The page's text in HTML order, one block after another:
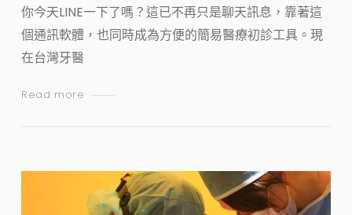
你今天LINE一下了嗎？這已不再只是聊天訊息，靠著這
個通訊軟體，也同時成為方便的簡易醫療初診工具。現
在台灣牙醫
Read more